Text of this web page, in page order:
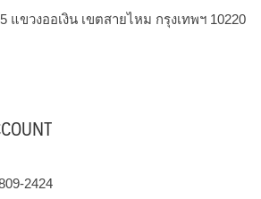
แขวงออเงิน เขตสายไหม กรุงเทพฯ 10220
2424